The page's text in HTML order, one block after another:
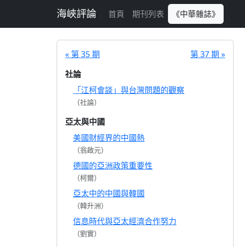
海峽評論 首頁 期刊列表 《中華雜誌》
« 第 35 期
第 37 期 »
社論
「江柯會談」與台灣問題的觀察
（社論）
亞太與中國
美國財經界的中國熱
（翁啟元）
德國的亞洲政策重要性
（柯爾）
亞太中的中國與韓國
（韓升洲）
信息時代與亞太經濟合作努力
（劉實）